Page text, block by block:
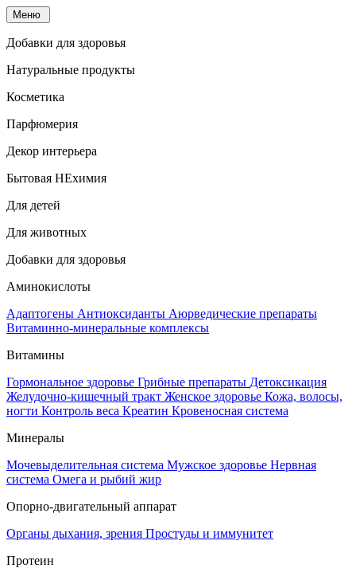
Меню
Добавки для здоровья
Натуральные продукты
Косметика
Парфюмерия
Декор интерьера
Бытовая НЕхимия
Для детей
Для животных
Добавки для здоровья
Аминокислоты
Адаптогены Антиоксиданты Аюрведические препараты
Витаминно-минеральные комплексы
Витамины
Гормональное здоровье Грибные препараты Детоксикация
Желудочно-кишечный тракт Женское здоровье Кожа, волосы,
ногти Контроль веса Креатин Кровеносная система
Минералы
Мочевыделительная система Мужское здоровье Нервная
система Омега и рыбий жир
Опорно-двигательный аппарат
Органы дыхания, зрения Простуды и иммунитет
Протеин